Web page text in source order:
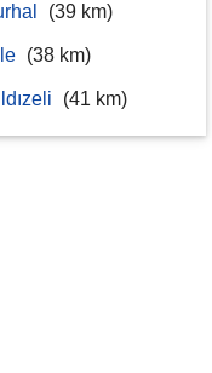
(39 km)
(38 km)
(41 km)